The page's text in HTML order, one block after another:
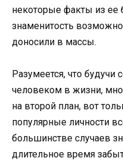
некоторые факты из ее
знаменитость
доносили в массы.
Разумеется, что
человеком в жизни,
на второй план, вот
популярные личности
большинстве случаев
длительное время